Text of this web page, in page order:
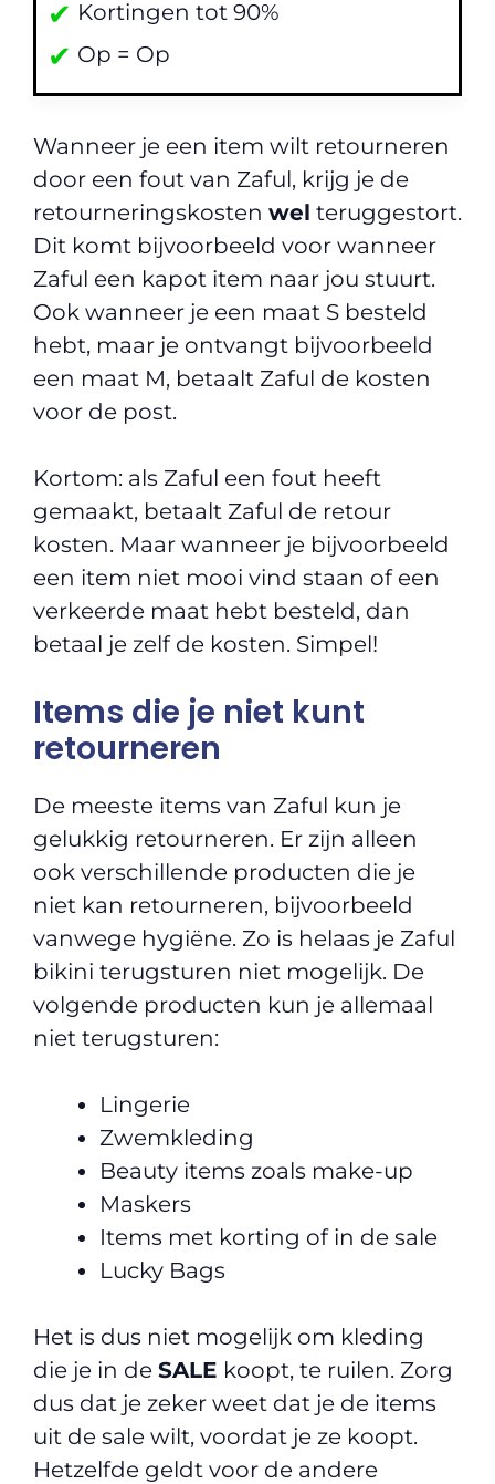
✔ Kortingen tot 90%
✔ Op = Op
Wanneer je een item wilt retourneren
door een fout van Zaful, krijg je de
retourneringskosten wel teruggestort.
Dit komt bijvoorbeeld voor wanneer
Zaful een kapot item naar jou stuurt.
Ook wanneer je een maat S besteld
hebt, maar je ontvangt bijvoorbeeld
een maat M, betaalt Zaful de kosten
voor de post.
Kortom: als Zaful een fout heeft
gemaakt, betaalt Zaful de retour
kosten. Maar wanneer je bijvoorbeeld
een item niet mooi vind staan of een
verkeerde maat hebt besteld, dan
betaal je zelf de kosten. Simpel!
Items die je niet kunt
retourneren
De meeste items van Zaful kun je
gelukkig retourneren. Er zijn alleen
ook verschillende producten die je
niet kan retourneren, bijvoorbeeld
vanwege hygiëne. Zo is helaas je Zaful
bikini terugsturen niet mogelijk. De
volgende producten kun je allemaal
niet terugsturen:
Lingerie
Zwemkleding
Beauty items zoals make-up
Maskers
Items met korting of in de sale
Lucky Bags
Het is dus niet mogelijk om kleding
die je in de SALE koopt, te ruilen. Zorg
dus dat je zeker weet dat je de items
uit de sale wilt, voordat je ze koopt.
Hetzelfde geldt voor de andere